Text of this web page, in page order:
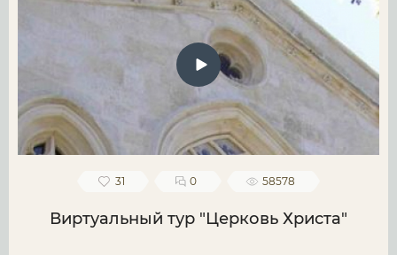
31 0 58578
Виртуальный тур "Церковь Христа"